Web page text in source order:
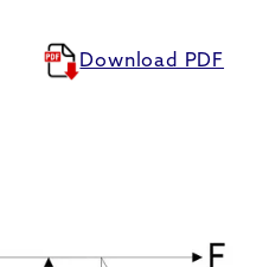
Download PDF